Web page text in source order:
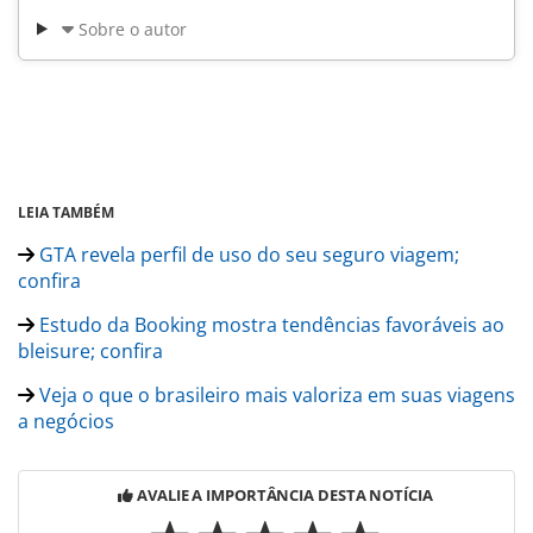
Sobre o autor
LEIA TAMBÉM
GTA revela perfil de uso do seu seguro viagem;
confira
Estudo da Booking mostra tendências favoráveis ao
bleisure; confira
Veja o que o brasileiro mais valoriza em suas viagens
a negócios
AVALIE A IMPORTÂNCIA DESTA NOTÍCIA